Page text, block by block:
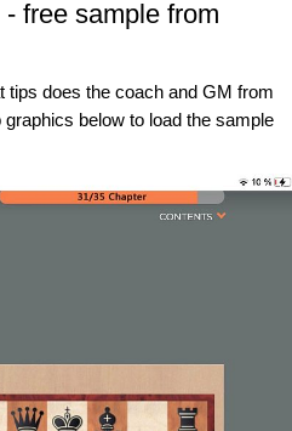
free sample from
tips does the coach and GM from
below to load the sample